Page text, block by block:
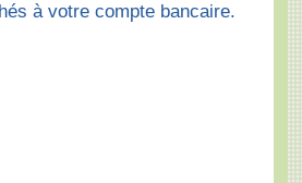
à votre compte bancaire.